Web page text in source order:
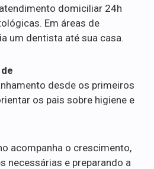
domiciliar 24h
Em áreas de
um dentista até sua casa.
desde os primeiros
os pais sobre higiene e
acompanha o crescimento,
necessárias e preparando a